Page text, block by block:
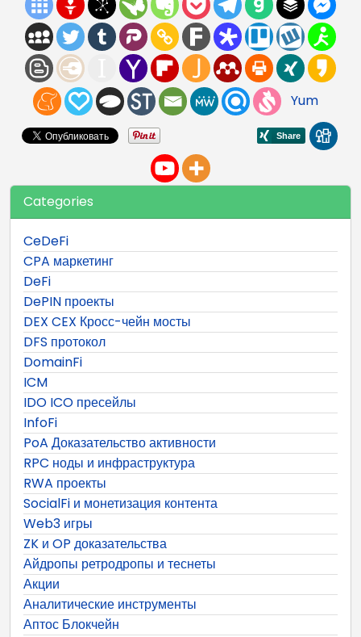
Yum
Categories
CeDeFi
CPA маркетинг
DeFi
DePIN проекты
DEX CEX Кросс-чейн мосты
DFS протокол
DomainFi
ICM
IDO ICO пресейлы
InfoFi
PoA Доказательство активности
RPC ноды и инфраструктура
RWA проекты
SocialFi и монетизация контента
Web3 игры
ZK и OP доказательства
Айдропы ретродропы и теснеты
Акции
Аналитические инструменты
Аптос Блокчейн